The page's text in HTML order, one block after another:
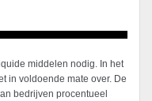
middelen nodig. In het
in voldoende mate over. De
bedrijven procentueel